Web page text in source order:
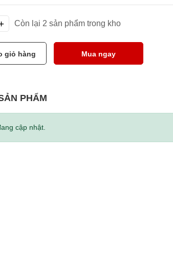
Còn lại 2 sản phẩm trong kho
giỏ hàng Mua ngay
PHẨM
cập nhật.